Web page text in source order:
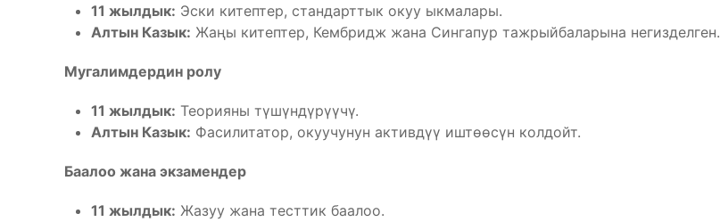
11 жылдык: Эски китептер, стандарттык окуу ыкмалары.
Алтын Казык: Жаңы китептер, Кембридж жана Сингапур тажрыйбаларына негизделген.
Мугалимдердин ролу
11 жылдык: Теорияны түшүндүрүүчү.
Алтын Казык: Фасилитатор, окуучунун активдүү иштөөсүн колдойт.
Баалоо жана экзамендер
11 жылдык: Жазуу жана тесттик баалоо.